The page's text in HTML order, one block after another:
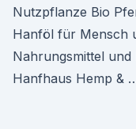
Nutzpflanze Bio
Hanföl für Mensch
Nahrungsmittel
Hanfhaus Hemp &